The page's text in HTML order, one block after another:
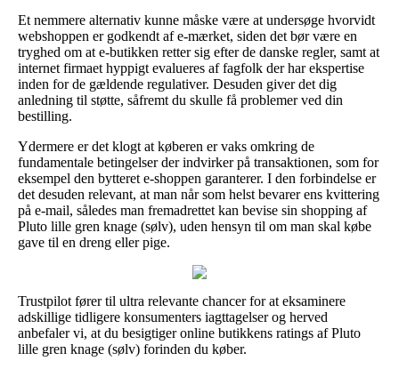
Et nemmere alternativ kunne måske være at undersøge hvorvidt
webshoppen er godkendt af e-mærket, siden det bør være en
tryghed om at e-butikken retter sig efter de danske regler, samt at
internet firmaet hyppigt evalueres af fagfolk der har ekspertise
inden for de gældende regulativer. Desuden giver det dig
anledning til støtte, såfremt du skulle få problemer ved din
bestilling.
Ydermere er det klogt at køberen er vaks omkring de
fundamentale betingelser der indvirker på transaktionen, som for
eksempel den bytteret e-shoppen garanterer. I den forbindelse er
det desuden relevant, at man når som helst bevarer ens kvittering
på e-mail, således man fremadrettet kan bevise sin shopping af
Pluto lille gren knage (sølv), uden hensyn til om man skal købe
gave til en dreng eller pige.
Trustpilot fører til ultra relevante chancer for at eksaminere
adskillige tidligere konsumenters iagttagelser og herved
anbefaler vi, at du besigtiger online butikkens ratings af Pluto
lille gren knage (sølv) forinden du køber.